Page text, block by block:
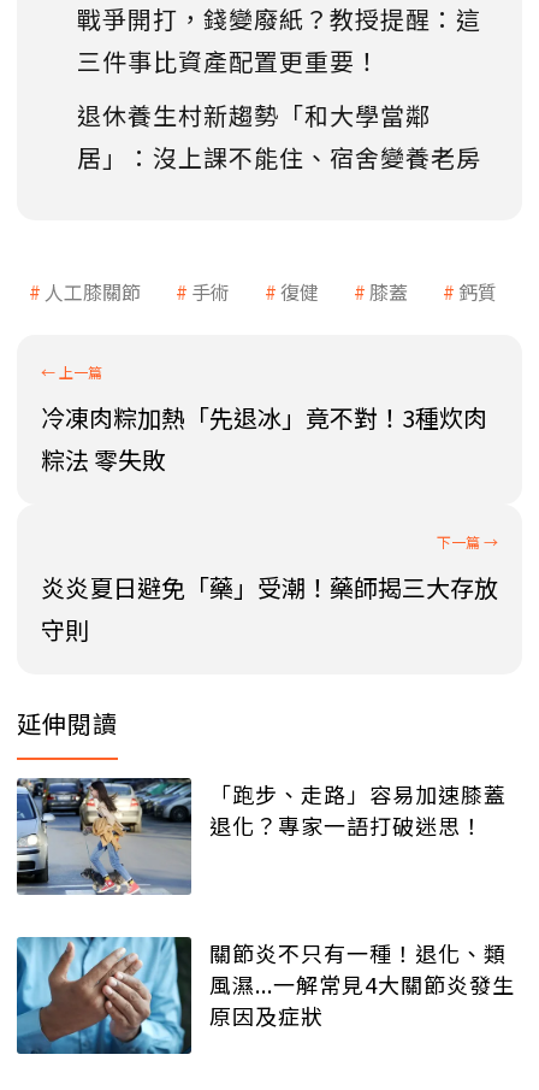
戰爭開打，錢變廢紙？教授提醒：這
三件事比資產配置更重要！
退休養生村新趨勢「和大學當鄰
居」：沒上課不能住、宿舍變養老房
人工膝關節 手術 復健 膝蓋 鈣質
冷凍肉粽加熱「先退冰」竟不對！3種炊肉
粽法 零失敗
炎炎夏日避免「藥」受潮！藥師揭三大存放
守則
延伸閱讀
「跑步、走路」容易加速膝蓋
退化？專家一語打破迷思！
關節炎不只有一種！退化、類
風濕...一解常見4大關節炎發生
原因及症狀